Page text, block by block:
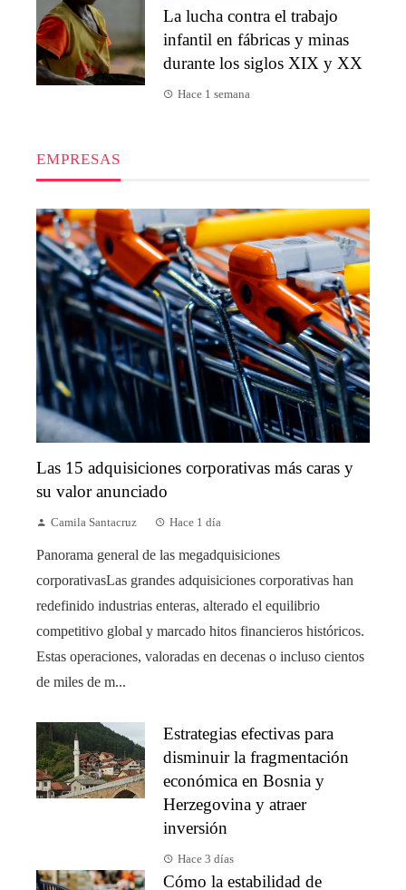
La lucha contra el trabajo
infantil en fábricas y minas
durante los siglos XIX y XX
Hace 1 semana
EMPRESAS
Las 15 adquisiciones corporativas más caras y
su valor anunciado
Camila Santacruz Hace 1 día
Panorama general de las megadquisiciones
corporativasLas grandes adquisiciones corporativas han
redefinido industrias enteras, alterado el equilibrio
competitivo global y marcado hitos financieros históricos.
Estas operaciones, valoradas en decenas o incluso cientos
de miles de m...
Estrategias efectivas para
disminuir la fragmentación
económica en Bosnia y
Herzegovina y atraer
inversión
Hace 3 días
Cómo la estabilidad de